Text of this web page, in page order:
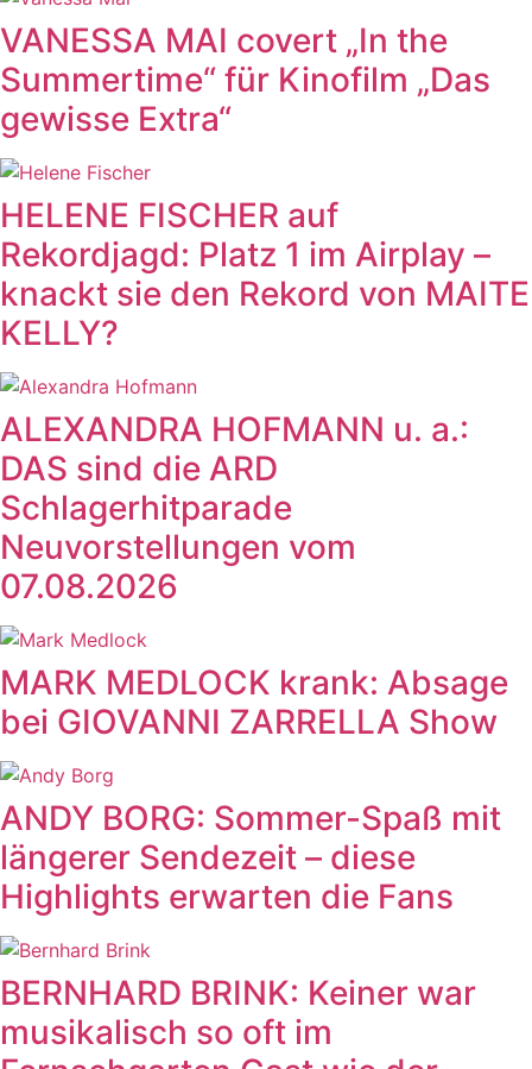
VANESSA MAI covert „In the
Summertime“ für Kinofilm „Das
gewisse Extra“
HELENE FISCHER auf
Rekordjagd: Platz 1 im Airplay –
knackt sie den Rekord von MAITE
KELLY?
ALEXANDRA HOFMANN u. a.:
DAS sind die ARD
Schlagerhitparade
Neuvorstellungen vom
07.08.2026
MARK MEDLOCK krank: Absage
bei GIOVANNI ZARRELLA Show
ANDY BORG: Sommer-Spaß mit
längerer Sendezeit – diese
Highlights erwarten die Fans
BERNHARD BRINK: Keiner war
musikalisch so oft im